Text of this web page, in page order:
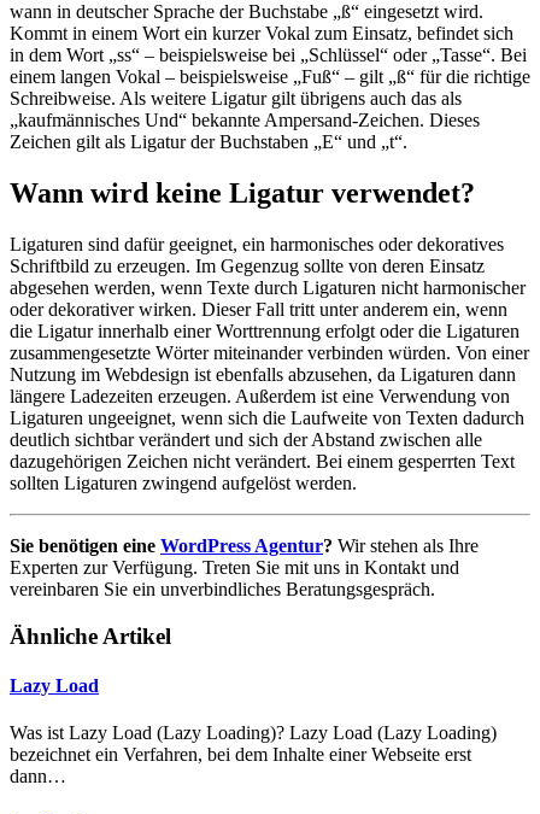
wann in deutscher Sprache der Buchstabe „ß“ eingesetzt wird.
Kommt in einem Wort ein kurzer Vokal zum Einsatz, befindet sich
in dem Wort „ss“ – beispielsweise bei „Schlüssel“ oder „Tasse“. Bei
einem langen Vokal – beispielsweise „Fuß“ – gilt „ß“ für die richtige
Schreibweise. Als weitere Ligatur gilt übrigens auch das als
„kaufmännisches Und“ bekannte Ampersand-Zeichen. Dieses
Zeichen gilt als Ligatur der Buchstaben „E“ und „t“.
Wann wird keine Ligatur verwendet?
Ligaturen sind dafür geeignet, ein harmonisches oder dekoratives
Schriftbild zu erzeugen. Im Gegenzug sollte von deren Einsatz
abgesehen werden, wenn Texte durch Ligaturen nicht harmonischer
oder dekorativer wirken. Dieser Fall tritt unter anderem ein, wenn
die Ligatur innerhalb einer Worttrennung erfolgt oder die Ligaturen
zusammengesetzte Wörter miteinander verbinden würden. Von einer
Nutzung im Webdesign ist ebenfalls abzusehen, da Ligaturen dann
längere Ladezeiten erzeugen. Außerdem ist eine Verwendung von
Ligaturen ungeeignet, wenn sich die Laufweite von Texten dadurch
deutlich sichtbar verändert und sich der Abstand zwischen alle
dazugehörigen Zeichen nicht verändert. Bei einem gesperrten Text
sollten Ligaturen zwingend aufgelöst werden.
Sie benötigen eine WordPress Agentur? Wir stehen als Ihre
Experten zur Verfügung. Treten Sie mit uns in Kontakt und
vereinbaren Sie ein unverbindliches Beratungsgespräch.
Ähnliche Artikel
Lazy Load
Was ist Lazy Load (Lazy Loading)? Lazy Load (Lazy Loading)
bezeichnet ein Verfahren, bei dem Inhalte einer Webseite erst
dann…